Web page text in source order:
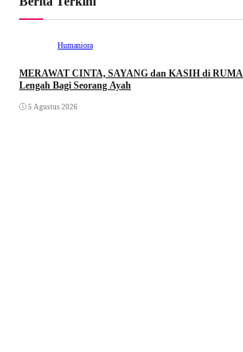
Humaniora
MERAWAT CINTA, SAYANG dan KASIH di
Lengah Bagi Seorang Ayah
5 Agustus 2026